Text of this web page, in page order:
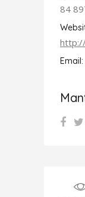
84
Email: